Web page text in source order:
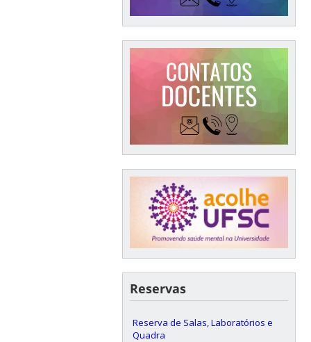
Reservas
Reserva de Salas, Laboratórios e
Quadra